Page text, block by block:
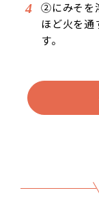
②にみそを
ほど火を通
す。